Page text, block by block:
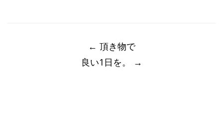
← 頂き物で
良い1日を。
→